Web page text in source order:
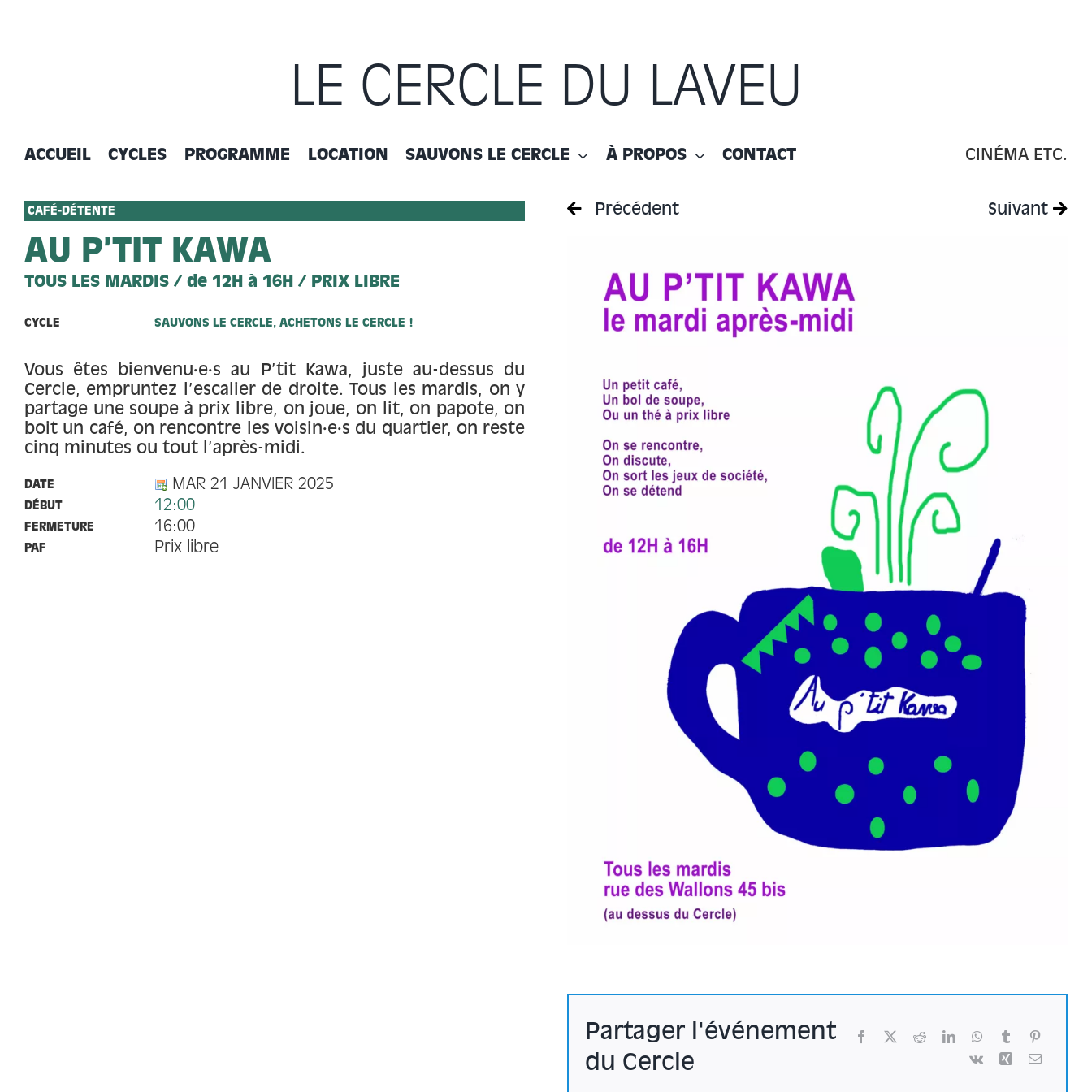
LE CERCLE DU LAVEU
ACCUEIL CYCLES PROGRAMME LOCATION SAUVONS LE CERCLE À PROPOS CONTACT CINÉMA ETC.
CAFÉ-DÉTENTE
AU P’TIT KAWA
TOUS LES MARDIS / de 12H à 16H / PRIX LIBRE
CYCLE SAUVONS LE CERCLE, ACHETONS LE CERCLE !
Vous êtes bienvenu·e·s au P’tit Kawa, juste au-dessus du
Cercle, empruntez l’escalier de droite. Tous les mardis, on y
partage une soupe à prix libre, on joue, on lit, on papote, on
boit un café, on rencontre les voisin·e·s du quartier, on reste
cinq minutes ou tout l’après-midi.
DATE MAR 21 JANVIER 2025
DÉBUT 12:00
FERMETURE 16:00
PAF Prix libre
Précédent Suivant
Partager l'événement
du Cercle